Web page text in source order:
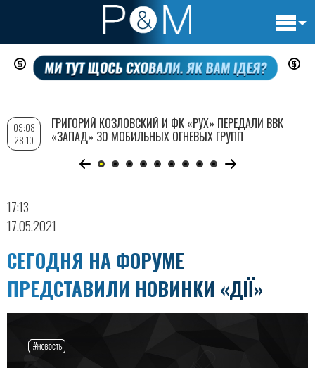
Перейти
содержанию
17:13
17.05.2021
СЕГОДНЯ НА ФОРУМЕ
ПРЕДСТАВИЛИ НОВИНКИ «ДІЇ»
09:08
28.10
ГРИГОРИЙ КОЗЛОВСКИЙ И ФК «РУХ» ПЕРЕДАЛИ ВВК
«ЗАПАД» 30 МОБИЛЬНЫХ ОГНЕВЫХ ГРУПП